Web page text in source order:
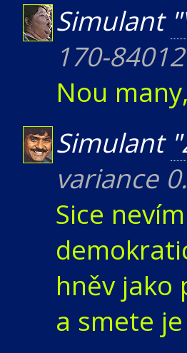
Simulant
170-
Nou
Simulant
variance
Sice
hněv jako
a smete